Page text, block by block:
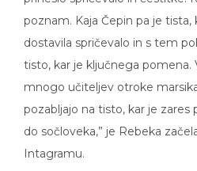
poznam. Kaja Čepin pa je tista,
dostavila spričevalo in s tem
tisto, kar je ključnega pomena.
mnogo učiteljev otroke
pozabljajo na tisto, kar je
do sočloveka,” je Rebeka
Intagramu.